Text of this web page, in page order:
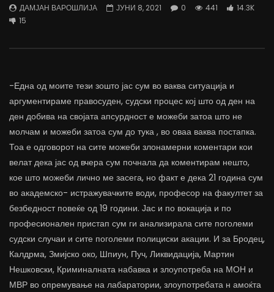
ЈУНИ 30, 2022
0
ЈУНИ 30, 2022
ДАМЈАН ВАРОШЛИЈА ЈУНИ 8, 2021 0 441
14.3K
15
-Една од моите тези зошто јас сум во ваква ситуација и
аргументираме правосуден, судски процес кој што од ден на
ден добива на својата апсурдност е можеби затоа што не
молчам и можеби затоа сум до тука , во оваа ваква постапка.
Тоа е одговорот на сите можеби злонамерни коментари кои
велат дека јас од вчера сум почнала да коментирам нешто,
кое што можеби лично ме засега, но факт е дека 21 година сум
во академско- истражувачките води, професор на факултет за
безбедност повеќе од 19 години. Јас и по вокација и по
професионален пристап сум ги анализирала сите поголеми
судски случаи и сите поголеми полициски акации. И за Бродец,
Калдрма, Змијско око, Шпиун, Пуч, Ликвидација, Мартин
Нешковски, Криминалната набавка и злоупотреба на МОН и
МВР во опремување на лабаратории, злоупотребата н амоќта